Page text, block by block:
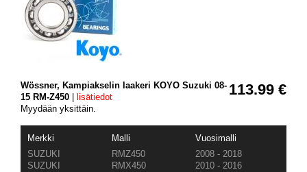
113.99 €
Wössner, Kampiakselin laakeri KOYO Suzuki 08-
15 RM-Z450
lisätiedot
Myydään yksittäin.
Merkki Malli
Vuosimalli
SUZUKI
RMZ450
2008 - 2018
SUZUKI
RMX450 2010 - 2016